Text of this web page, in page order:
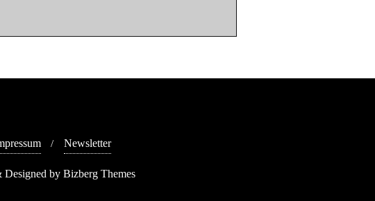
Newsletter
by Bizberg Themes